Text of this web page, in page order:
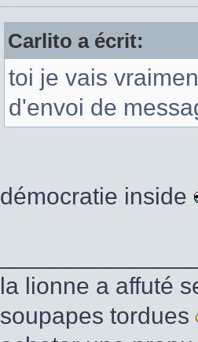
Carlito a écrit:
toi je vais
d'envoi de
démocratie inside
la lionne a affuté
soupapes tordues